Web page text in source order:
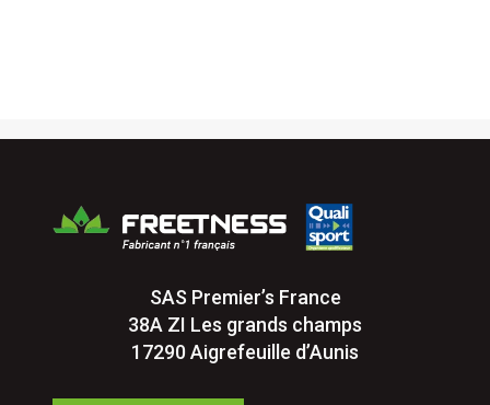
SAS Premier’s France
38A ZI Les grands champs
17290 Aigrefeuille d’Aunis